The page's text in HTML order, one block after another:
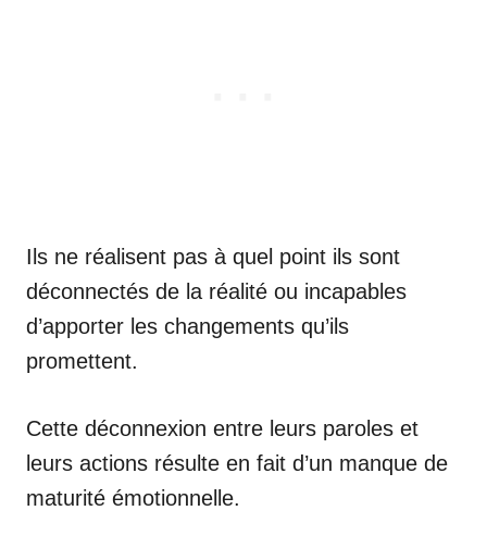
Ils ne réalisent pas à quel point ils sont
déconnectés de la réalité ou incapables
d’apporter les changements qu’ils
promettent.
Cette déconnexion entre leurs paroles et
leurs actions résulte en fait d’un manque de
maturité émotionnelle.